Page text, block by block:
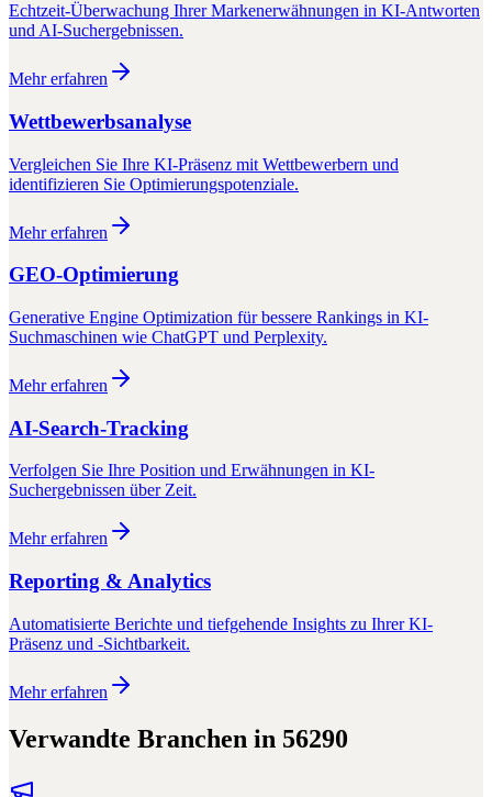
Echtzeit-Überwachung Ihrer Markenerwähnungen in KI-Antworten
und AI-Suchergebnissen.
Mehr erfahren
Wettbewerbsanalyse
Vergleichen Sie Ihre KI-Präsenz mit Wettbewerbern und
identifizieren Sie Optimierungspotenziale.
Mehr erfahren
GEO-Optimierung
Generative Engine Optimization für bessere Rankings in KI-
Suchmaschinen wie ChatGPT und Perplexity.
Mehr erfahren
AI-Search-Tracking
Verfolgen Sie Ihre Position und Erwähnungen in KI-
Suchergebnissen über Zeit.
Mehr erfahren
Reporting & Analytics
Automatisierte Berichte und tiefgehende Insights zu Ihrer KI-
Präsenz und -Sichtbarkeit.
Mehr erfahren
Verwandte Branchen in 56290